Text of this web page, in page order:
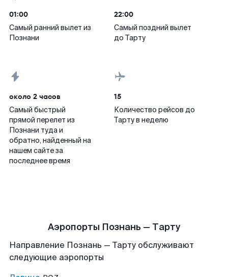
01:00
Самый ранний вылет из
Познани
22:00
Самый поздний вылет
до Тарту
около 2 часов
Самый быстрый
прямой перелет из
Познани туда и
обратно, найденный на
нашем сайте за
последнее время
15
Количество рейсов до
Тарту в неделю
Аэропорты Познань — Тарту
Направление Познань — Тарту обслуживают
следующие аэропорты